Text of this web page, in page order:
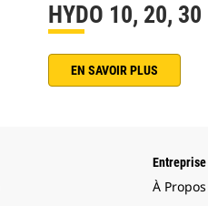
HYDO 10, 20, 30
EN SAVOIR PLUS
Entreprise
À